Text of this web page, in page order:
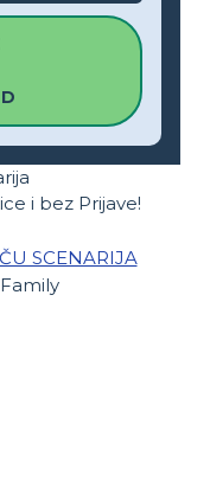
i bez Prijave!
SCENARIJA